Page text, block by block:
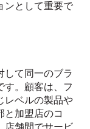
ンとして重要で
して同一のブラ
す。顧客は、フ
レベルの製品や
と加盟店のコ